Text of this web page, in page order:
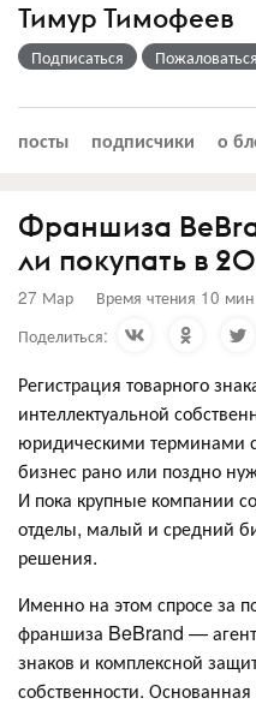
Тимур Тимофеев
Подписаться Пожаловаться
посты подписчики о
Франшиза
ли покупать в
27 Мар Время чтения 10 мин
Поделиться:
Регистрация товарного
интеллектуальной
юридическими терминами
бизнес рано или поздно
И пока крупные компании
отделы, малый и средний
решения.
Именно на этом спросе за
франшиза BeBrand —
знаков и комплексной
собственности.